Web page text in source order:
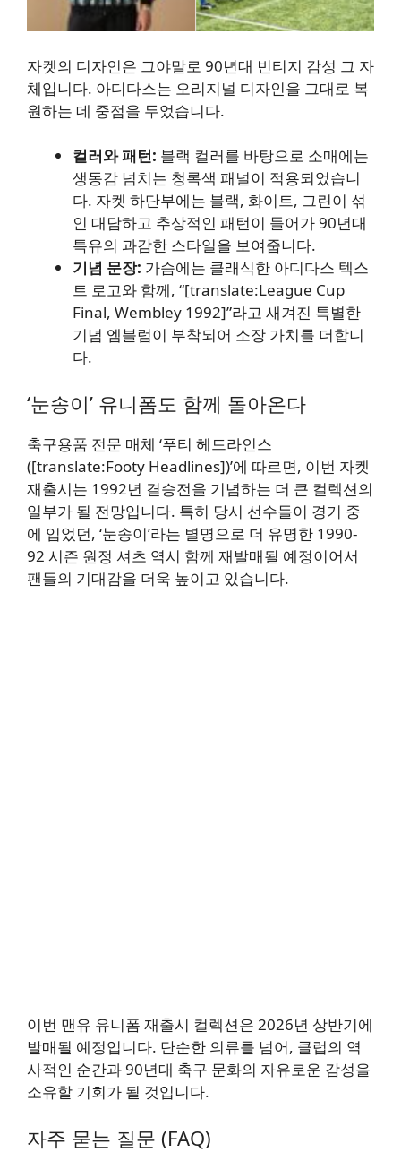
자켓의 디자인은 그야말로 90년대 빈티지 감성 그 자
체입니다. 아디다스는 오리지널 디자인을 그대로 복
원하는 데 중점을 두었습니다.
컬러와 패턴: 블랙 컬러를 바탕으로 소매에는
생동감 넘치는 청록색 패널이 적용되었습니
다. 자켓 하단부에는 블랙, 화이트, 그린이 섞
인 대담하고 추상적인 패턴이 들어가 90년대
특유의 과감한 스타일을 보여줍니다.
기념 문장: 가슴에는 클래식한 아디다스 텍스
트 로고와 함께, “[translate:League Cup
Final, Wembley 1992]”라고 새겨진 특별한
기념 엠블럼이 부착되어 소장 가치를 더합니
다.
‘눈송이’ 유니폼도 함께 돌아온다
축구용품 전문 매체 ‘푸티 헤드라인스
([translate:Footy Headlines])’에 따르면, 이번 자켓
재출시는 1992년 결승전을 기념하는 더 큰 컬렉션의
일부가 될 전망입니다. 특히 당시 선수들이 경기 중
에 입었던, ‘눈송이’라는 별명으로 더 유명한 1990-
92 시즌 원정 셔츠 역시 함께 재발매될 예정이어서
팬들의 기대감을 더욱 높이고 있습니다.
이번 맨유 유니폼 재출시 컬렉션은 2026년 상반기에
발매될 예정입니다. 단순한 의류를 넘어, 클럽의 역
사적인 순간과 90년대 축구 문화의 자유로운 감성을
소유할 기회가 될 것입니다.
자주 묻는 질문 (FAQ)